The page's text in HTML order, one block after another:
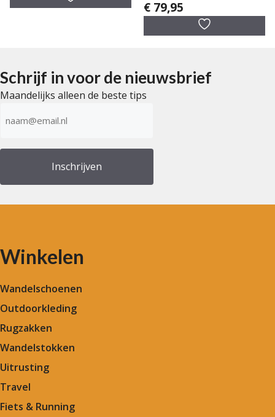
5.00
van 5
€ 79,95
Schrijf in voor de nieuwsbrief
Maandelijks alleen de beste tips
mailadres
Winkelen
Wandelschoenen
Outdoorkleding
Rugzakken
Wandelstokken
Uitrusting
Travel
Fiets & Running